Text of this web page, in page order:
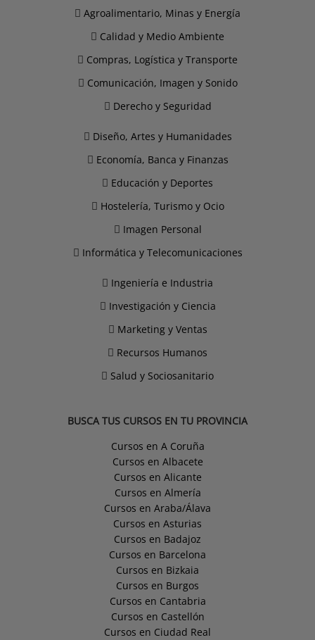
Agroalimentario, Minas y Energía
Calidad y Medio Ambiente
Compras, Logística y Transporte
Comunicación, Imagen y Sonido
Derecho y Seguridad
Diseño, Artes y Humanidades
Economía, Banca y Finanzas
Educación y Deportes
Hostelería, Turismo y Ocio
Imagen Personal
Informática y Telecomunicaciones
Ingeniería e Industria
Investigación y Ciencia
Marketing y Ventas
Recursos Humanos
Salud y Sociosanitario
BUSCA TUS CURSOS EN TU PROVINCIA
Cursos en A Coruña
Cursos en Albacete
Cursos en Alicante
Cursos en Almería
Cursos en Araba/Álava
Cursos en Asturias
Cursos en Badajoz
Cursos en Barcelona
Cursos en Bizkaia
Cursos en Burgos
Cursos en Cantabria
Cursos en Castellón
Cursos en Ciudad Real